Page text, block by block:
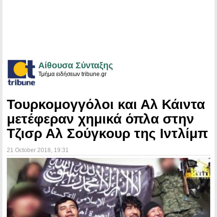
Αίθουσα Σύνταξης
Τμήμα ειδήσεων tribune.gr
Τουρκομογγόλοι και Αλ Κάιντα
μετέφεραν χημικά όπλα στην
Τζισρ Αλ Σούγκουρ της Ιντλίμπ
21 October 2018 , 19:31